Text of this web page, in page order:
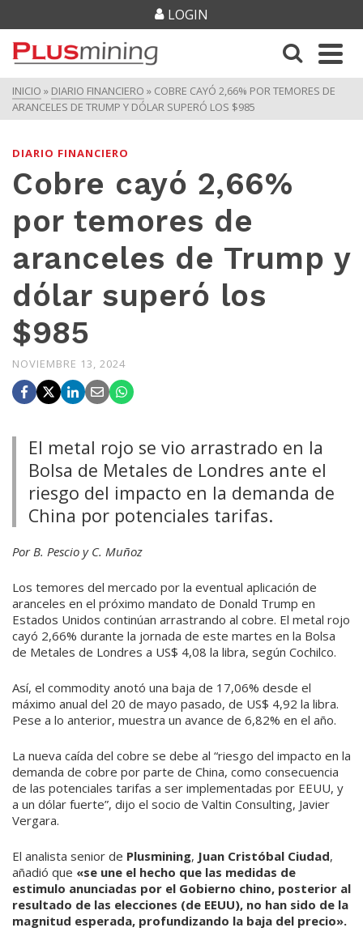
LOGIN
INICIO » DIARIO FINANCIERO » COBRE CAYÓ 2,66% POR TEMORES DE
ARANCELES DE TRUMP Y DÓLAR SUPERÓ LOS $985
DIARIO FINANCIERO
Cobre cayó 2,66%
por temores de
aranceles de Trump y
dólar superó los
$985
NOVIEMBRE 13, 2024
El metal rojo se vio arrastrado en la
Bolsa de Metales de Londres ante el
riesgo del impacto en la demanda de
China por potenciales tarifas.
Por B. Pescio y C. Muñoz
Los temores del mercado por la eventual aplicación de
aranceles en el próximo mandato de Donald Trump en
Estados Unidos continúan arrastrando al cobre. El metal rojo
cayó 2,66% durante la jornada de este martes en la Bolsa
de Metales de Londres a US$ 4,08 la libra, según Cochilco.
Así, el commodity anotó una baja de 17,06% desde el
máximo anual del 20 de mayo pasado, de US$ 4,92 la libra.
Pese a lo anterior, muestra un avance de 6,82% en el año.
La nueva caída del cobre se debe al “riesgo del impacto en la
demanda de cobre por parte de China, como consecuencia
de las potenciales tarifas a ser implementadas por EEUU, y
a un dólar fuerte”, dijo el socio de Valtin Consulting, Javier
Vergara.
El analista senior de Plusmining, Juan Cristóbal Ciudad,
añadió que «se une el hecho que las medidas de
estimulo anunciadas por el Gobierno chino, posterior al
resultado de las elecciones (de EEUU), no han sido de la
magnitud esperada, profundizando la baja del precio».